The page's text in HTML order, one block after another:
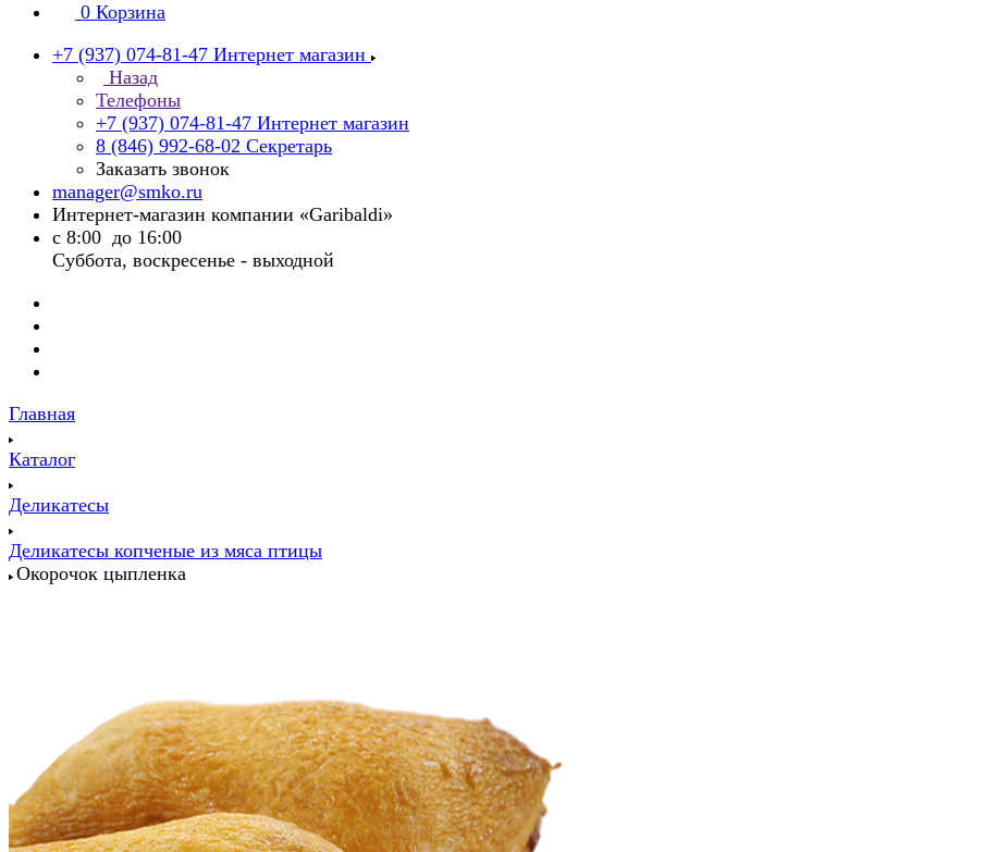
0 Корзина
+7 (937) 074-81-47 Интернет магазин
Назад
Телефоны
+7 (937) 074-81-47 Интернет магазин
8 (846) 992-68-02 Секретарь
Заказать звонок
manager@smko.ru
Интернет-магазин компании «Garibaldi»
с 8:00 до 16:00
Суббота, воскресенье - выходной
Главная
Каталог
Деликатесы
Деликатесы копченые из мяса птицы
Окорочок цыпленка